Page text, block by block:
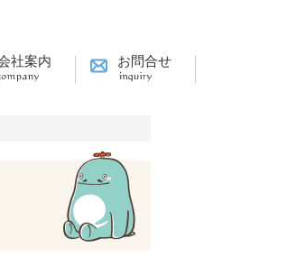
社案内 お問合せ